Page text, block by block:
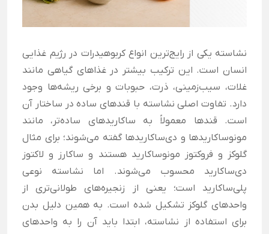
نشاسته یکی از رایج‌ترین انواع کربوهیدرات در رژیم غذایی
انسان است. این ترکیب بیشتر در غذاهای گیاهی مانند
غلات، سیب‌زمینی، ذرت، حبوبات و برخی ریشه‌ها وجود
دارد. تفاوت اصلی نشاسته با قندهای ساده در ساختار آن
است. قندها معمولاً به ساکاریدهای ساده‌تر، مانند
مونوساکاریدها و دی‌ساکاریدها گفته می‌شوند؛ برای مثال
گلوکز و فروکتوز مونوساکارید هستند و ساکارز و لاکتوز
دی‌ساکارید محسوب می‌شوند. اما نشاسته نوعی
پلی‌ساکارید است؛ یعنی از زنجیره‌های طولانی‌تری از
واحدهای گلوکز تشکیل شده است. به همین دلیل بدن
برای استفاده از نشاسته، ابتدا باید آن را به واحدهای